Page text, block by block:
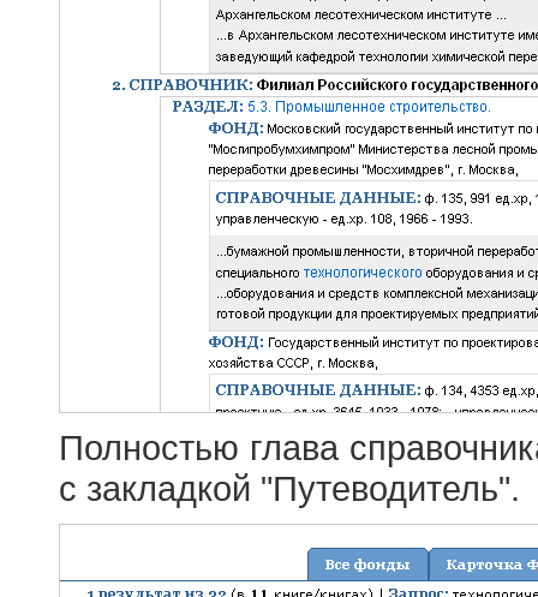
Полностью глава
с закладкой "Путеводитель".